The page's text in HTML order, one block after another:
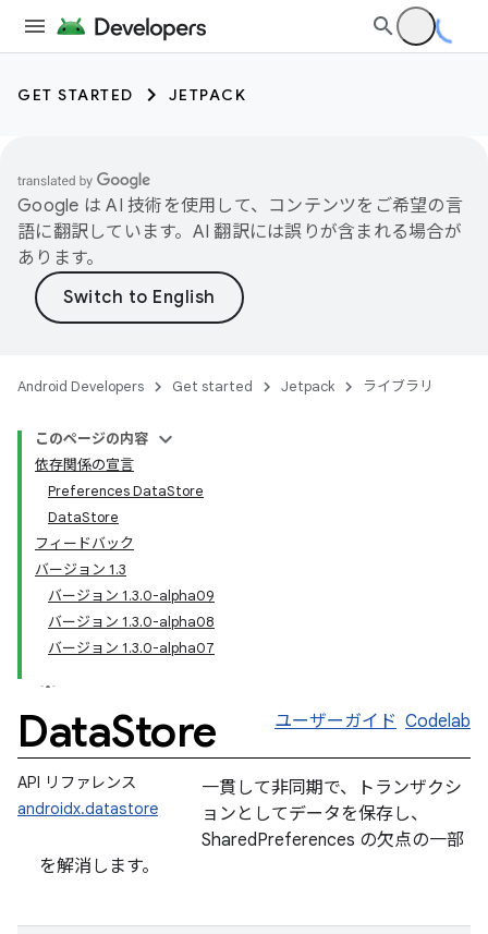
GET STARTED JETPACK
Google は AI 技術を使用して、コンテンツをご希望の言
語に翻訳しています。AI 翻訳には誤りが含まれる場合が
あります。
Android Developers Get started Jetpack ライブラリ
このページの内容
依存関係の宣言
Preferences DataStore
DataStore
フィードバック
バージョン 1.3
バージョン 1.3.0-alpha09
バージョン 1.3.0-alpha08
バージョン 1.3.0-alpha07
DataStore ユーザーガイド Codelab
API リファレンス
androidx.datastore
一貫して非同期で、トランザクシ
ョンとしてデータを保存し、
SharedPreferences の欠点の一部
を解消します。